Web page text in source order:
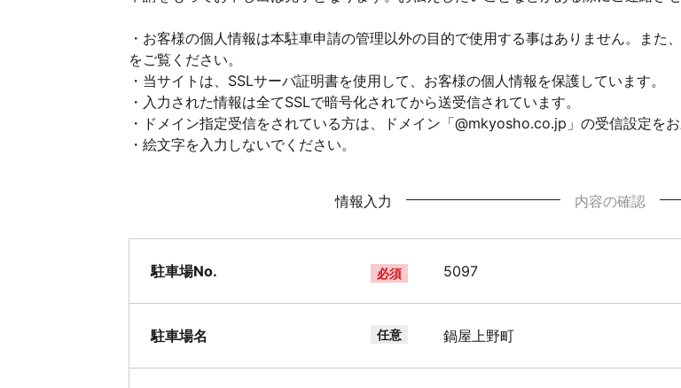
・お客様の個人情報は本駐車申請の管理以外の目的で使用する事はありません。また
をご覧ください。
・当サイトは、SSLサーバ証明書を使用して、お客様の個人情報を保護しています。
・入力された情報は全てSSLで暗号化されてから送受信されています。
・ドメイン指定受信をされている方は、ドメイン「@mkyosho.co.jp」の受信設定をお
・絵文字を入力しないでください。
情報入力 内容の確認
駐車場No. 必須 5097
駐車場名 任意 鍋屋上野町